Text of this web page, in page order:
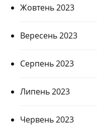
Жовтень 2023
Вересень 2023
Серпень 2023
Липень 2023
Червень 2023